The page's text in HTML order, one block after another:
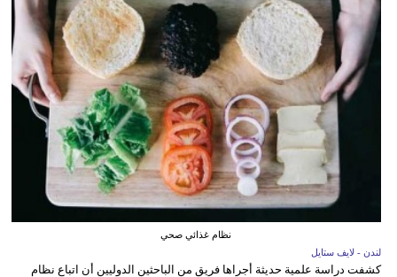
نظام غذائي صحي
لندن - لايف ستايل
كشفت دراسة علمية حديثة أجراها فريق من الباحثين الدوليين أن اتباع نظام